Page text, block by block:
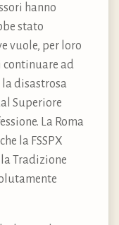
hanno
stato
vuole, per loro
continuare ad
la disastrosa
Superiore
La Roma
la FSSPX
Tradizione